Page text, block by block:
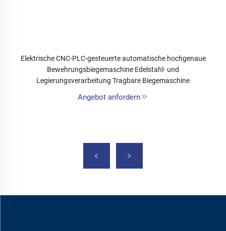
Elektrische CNC-PLC-gesteuerte automatische hochgenaue
Bewehrungsbiegemaschine Edelstahl- und
Legierungsverarbeitung Tragbare Biegemaschine
Angebot anfordern